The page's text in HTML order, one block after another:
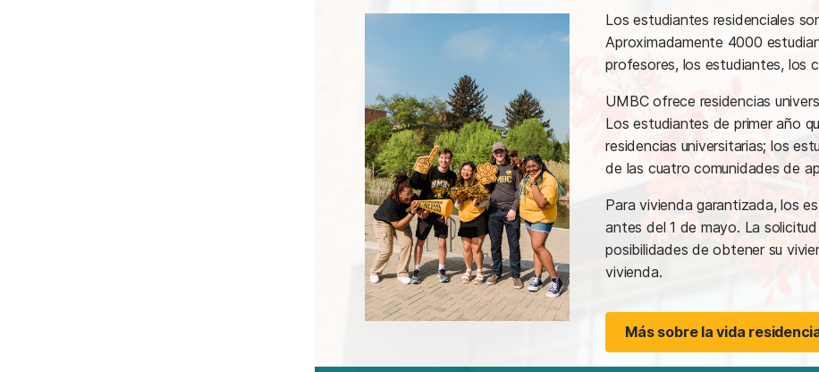
Los estudiantes residenciales
Aproximadamente 4000
profesores, los estudiantes, los
UMBC ofrece residencias
Los estudiantes de primer año
residencias universitarias; los
de las cuatro comunidades de
Para vivienda garantizada, los
antes del 1 de mayo. La
posibilidades de obtener su
vivienda.
Más sobre la vida